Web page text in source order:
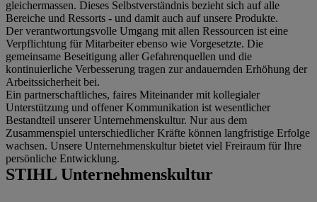
gleichermassen. Dieses Selbstverständnis bezieht sich auf alle
Bereiche und Ressorts - und damit auch auf unsere Produkte.
Der verantwortungsvolle Umgang mit allen Ressourcen ist eine
Verpflichtung für Mitarbeiter ebenso wie Vorgesetzte. Die
gemeinsame Beseitigung aller Gefahrenquellen und die
kontinuierliche Verbesserung tragen zur andauernden Erhöhung der
Arbeitssicherheit bei.
Ein partnerschaftliches, faires Miteinander mit kollegialer
Unterstützung und offener Kommunikation ist wesentlicher
Bestandteil unserer Unternehmenskultur. Nur aus dem
Zusammenspiel unterschiedlicher Kräfte können langfristige Erfolge
wachsen. Unsere Unternehmenskultur bietet viel Freiraum für Ihre
persönliche Entwicklung.
STIHL Unternehmenskultur